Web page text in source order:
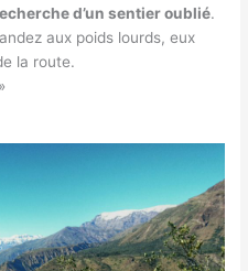
d’un sentier oublié.
aux poids lourds, eux
la route.